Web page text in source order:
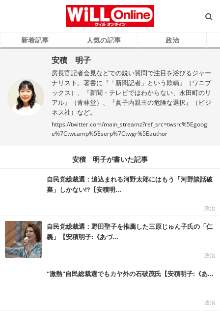
新着記事 人気の記事 政治
安積 明子
房長官記者会見などでの鋭い質問で注目を浴びるジャー
ナリスト。著書に『「新聞記者」という欺瞞』（ワニブ
ックス）、『新聞・テレビではわからない、永田町のリ
アル』（青林堂）、『眞子内親王の危険な選択』（ビジ
ネス社）など。
https://twitter.com/main_streamz?ref_src=twsrc%5Egoogl
e%7Ctwcamp%5Eserp%7Ctwgr%5Eauthor
安積 明子が書いた記事
自民党総裁選：追込まれる河野太郎にはもう「河野談話破
棄」しかない⁉【安積明...
政治
自民党総裁選：野田聖子を推薦した三原じゅん子氏の「仁
義」【安積明子:《あづ...
政治
"激熱"自民総裁選でもカヤ外の石破茂氏【安積明子:《あ...
政治